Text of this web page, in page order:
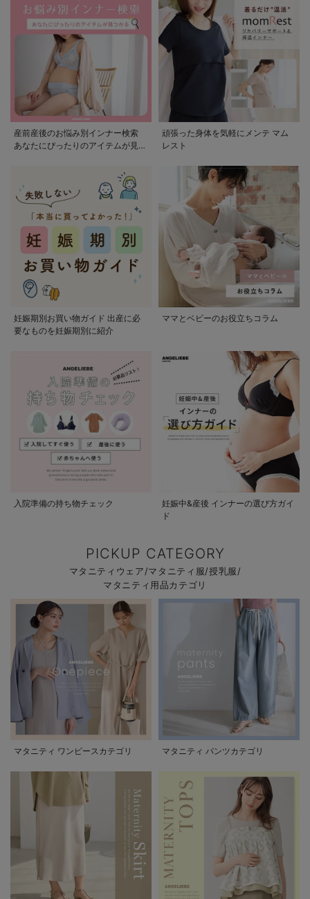
産前産後のお悩み別インナー検索
あなたにぴったりのアイテムが見つ
頑張った身体を気軽にメンテ マム
レスト
妊娠期別お買い物ガイド 出産に必
要なものを妊娠期別に紹介
ママとベビーのお役立ちコラム
入院準備の持ち物チェック
妊娠中&産後 インナーの選び方ガイ
ド
PICKUP CATEGORY
マタニティウェア/マタニティ服/授乳服/
マタニティ用品カテゴリ
マタニティ ワンピースカテゴリ マタニティ パンツカテゴリ